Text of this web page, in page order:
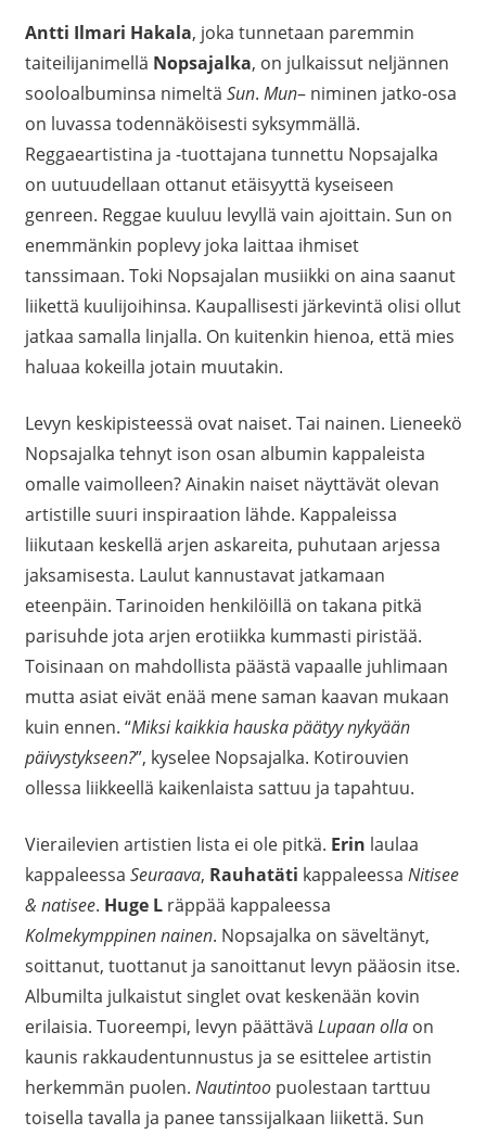
Antti Ilmari Hakala, joka tunnetaan paremmin
taiteilijanimellä Nopsajalka, on julkaissut neljännen
sooloalbuminsa nimeltä Sun. Mun– niminen jatko-osa
on luvassa todennäköisesti syksymmällä.
Reggaeartistina ja -tuottajana tunnettu Nopsajalka
on uutuudellaan ottanut etäisyyttä kyseiseen
genreen. Reggae kuuluu levyllä vain ajoittain. Sun on
enemmänkin poplevy joka laittaa ihmiset
tanssimaan. Toki Nopsajalan musiikki on aina saanut
liikettä kuulijoihinsa. Kaupallisesti järkevintä olisi ollut
jatkaa samalla linjalla. On kuitenkin hienoa, että mies
haluaa kokeilla jotain muutakin.
Levyn keskipisteessä ovat naiset. Tai nainen. Lieneekö
Nopsajalka tehnyt ison osan albumin kappaleista
omalle vaimolleen? Ainakin naiset näyttävät olevan
artistille suuri inspiraation lähde. Kappaleissa
liikutaan keskellä arjen askareita, puhutaan arjessa
jaksamisesta. Laulut kannustavat jatkamaan
eteenpäin. Tarinoiden henkilöillä on takana pitkä
parisuhde jota arjen erotiikka kummasti piristää.
Toisinaan on mahdollista päästä vapaalle juhlimaan
mutta asiat eivät enää mene saman kaavan mukaan
kuin ennen. “Miksi kaikkia hauska päätyy nykyään
päivystykseen?”, kyselee Nopsajalka. Kotirouvien
ollessa liikkeellä kaikenlaista sattuu ja tapahtuu.
Vierailevien artistien lista ei ole pitkä. Erin laulaa
kappaleessa Seuraava, Rauhatäti kappaleessa Nitisee
& natisee. Huge Lräppää kappaleessa
Kolmekymppinen nainen. Nopsajalka on säveltänyt,
soittanut, tuottanut ja sanoittanut levyn pääosin itse.
Albumilta julkaistut singlet ovat keskenään kovin
erilaisia. Tuoreempi, levyn päättävä Lupaan ollaon
kaunis rakkaudentunnustus ja se esittelee artistin
herkemmän puolen. Nautintoopuolestaan tarttuu
toisella tavalla ja panee tanssijalkaan liikettä. Sun